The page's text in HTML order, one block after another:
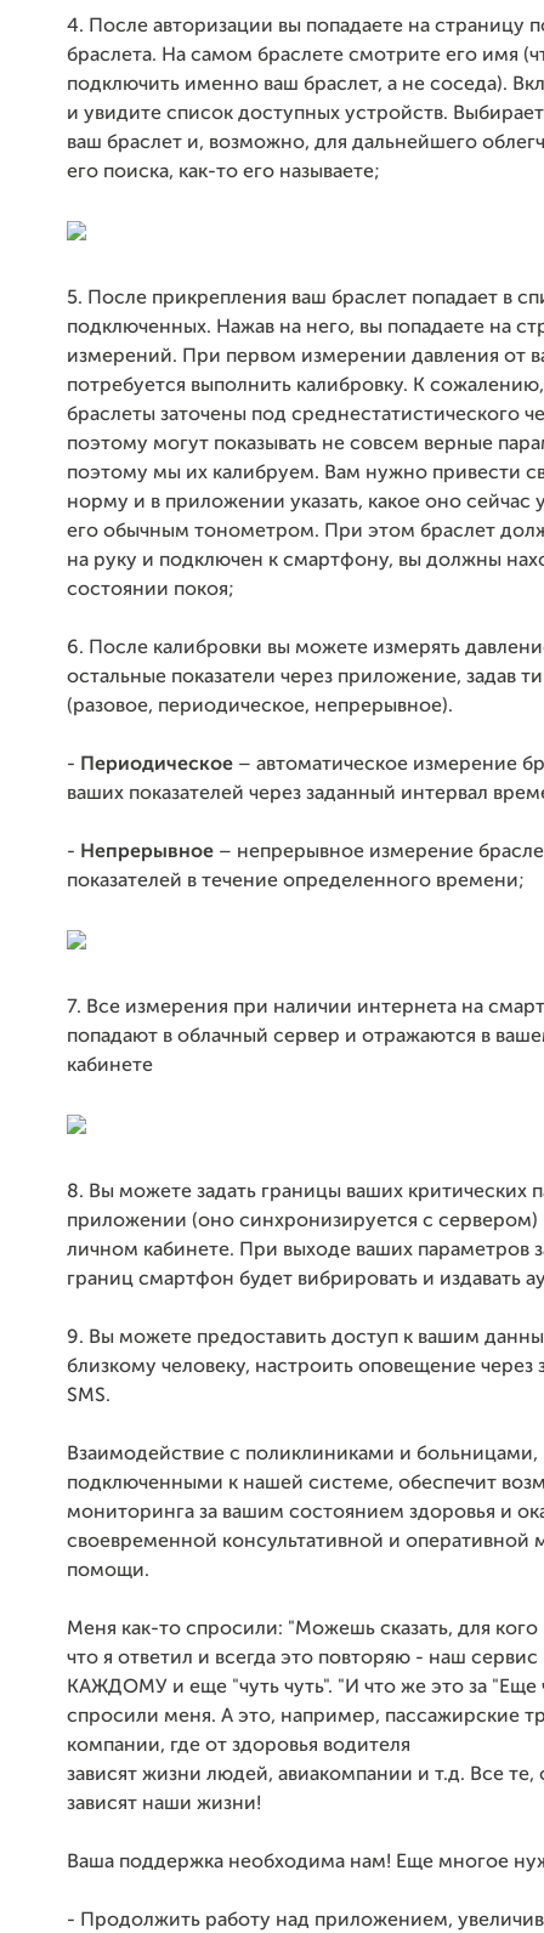
4. После авторизации вы попадаете на страницу
браслета. На самом браслете смотрите его имя
подключить именно ваш браслет, а не соседа).
и увидите список доступных устройств.
ваш браслет и, возможно, для дальнейшего
его поиска, как-то его называете;
5. После прикрепления ваш браслет попадает в
подключенных. Нажав на него, вы попадаете на
измерений. При первом измерении давления от
потребуется выполнить калибровку. К
браслеты заточены под среднестатистического
поэтому могут показывать не совсем верные
поэтому мы их калибруем. Вам нужно привести
норму и в приложении указать, какое оно сейчас
его обычным тонометром. При этом браслет
на руку и подключен к смартфону, вы должны
состоянии покоя;
6. После калибровки вы можете измерять
остальные показатели через приложение, задав
(разовое, периодическое, непрерывное).
- Периодическое – автоматическое измерение
ваших показателей через заданный интервал
- Непрерывное – непрерывное измерение
показателей в течение определенного времени;
7. Все измерения при наличии интернета на
попадают в облачный сервер и отражаются в
кабинете
8. Вы можете задать границы ваших критических
приложении (оно синхронизируется с сервером)
личном кабинете. При выходе ваших параметров
границ смартфон будет вибрировать и издавать
9. Вы можете предоставить доступ к вашим
близкому человеку, настроить оповещение через
SMS.
Взаимодействие с поликлиниками и больницами,
подключенными к нашей системе, обеспечит
мониторинга за вашим состоянием здоровья и
своевременной консультативной и оперативной
помощи.
Меня как-то спросили: "Можешь сказать, для кого
что я ответил и всегда это повторяю - наш
КАЖДОМУ и еще "чуть чуть". "И что же это за "Еще
спросили меня. А это, например, пассажирские
компании, где от здоровья водителя
зависят жизни людей, авиакомпании и т.д. Все те,
зависят наши жизни!
Ваша поддержка необходима нам! Еще многое
- Продолжить работу над приложением,